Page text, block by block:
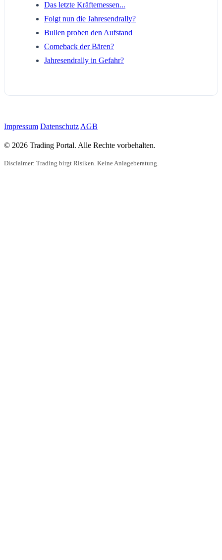
Das letzte Kräftemessen...
Folgt nun die Jahresendrally?
Bullen proben den Aufstand
Comeback der Bären?
Jahresendrally in Gefahr?
Impressum Datenschutz AGB
© 2026 Trading Portal. Alle Rechte vorbehalten.
Disclaimer: Trading birgt Risiken. Keine Anlageberatung.